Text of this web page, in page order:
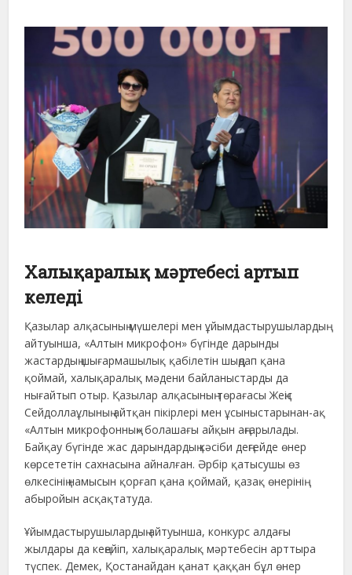
Халықаралық мәртебесі артып
келеді
Қазылар алқасының мүшелері мен ұйымдастырушылардың
айтуынша, «Алтын микрофон» бүгінде дарынды
жастардың шығармашылық қабілетін шыңдап қана
қоймай, халықаралық мәдени байланыстарды да
нығайтып отыр. Қазылар алқасының төрағасы Жеңіс
Сейдоллаұлының айтқан пікірлері мен ұсыныстарынан-ақ
«Алтын микрофонның» болашағы айқын аңғарылады.
Байқау бүгінде жас дарындардың кәсіби деңгейде өнер
көрсететін сахнасына айналған. Әрбір қатысушы өз
өлкесінің намысын қорғап қана қоймай, қазақ өнерінің
абыройын асқақтатуда.
Ұйымдастырушылардың айтуынша, конкурс алдағы
жылдары да кеңейіп, халықаралық мәртебесін арттыра
түспек. Демек, Қостанайдан қанат қаққан бұл өнер